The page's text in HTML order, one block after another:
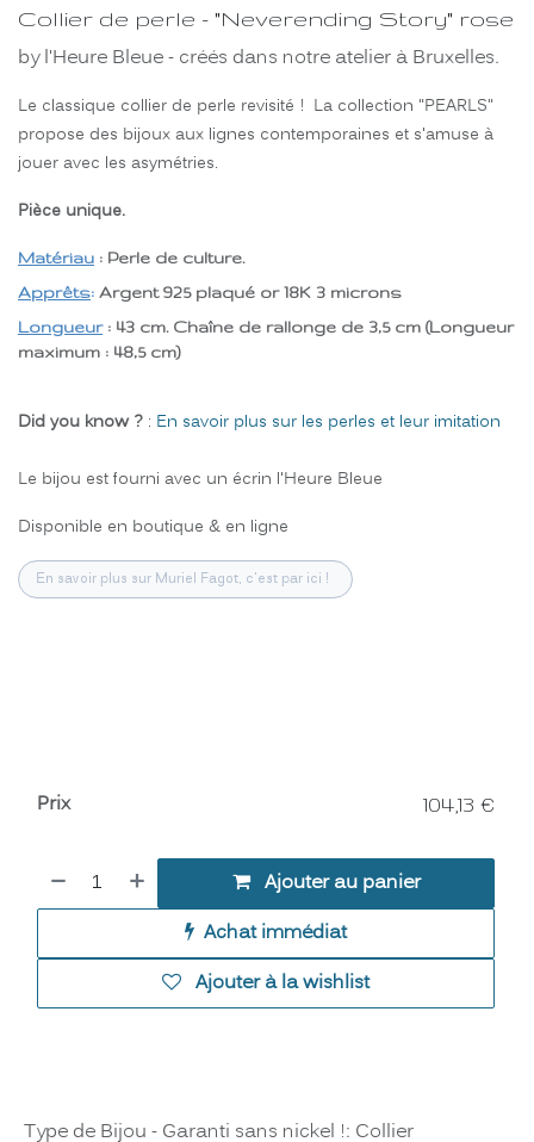
Collier de perle - "Neverending Story" rose
by l'Heure Bleue - créés dans notre atelier à Bruxelles.
Le classique collier de perle revisité ! La collection "PEARLS"
propose des bijoux aux lignes contemporaines et s'amuse à
jouer avec les asymétries.
Pièce unique.
Matériau : Perle de culture.
Apprêts: Argent 925 plaqué or 18K 3 microns
Longueur: 43 cm. Chaîne de rallonge de 3,5 cm (Longueur
maximum : 48,5 cm)
Did you know ? : En savoir plus sur les perles et leur imitation
Le bijou est fourni avec un écrin l'Heure Bleue
Disponible en boutique & en ligne
En savoir plus sur Muriel Fagot, c'est par ici !
Ajouter au panier
Achat immédiat
Ajouter à la wishlist
Prix 104,13 €
Type de Bijou - Garanti sans nickel !: Collier